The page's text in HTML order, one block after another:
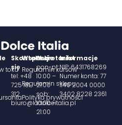
Skontaktuj
się
tel: +48
725 181
312
biuro@ladolceitalia.pl
Sekretariat
pon-pt:
10:00 –
21:00
sob:
10:00 –
21:00
Informacje
NIP: 6431768269
Numer konta: 77
1140 2004 0000
3402 8228 2361
toku
Wsparcie
Regulamin kursów
Regulamin sklepu
Polityka prywatności